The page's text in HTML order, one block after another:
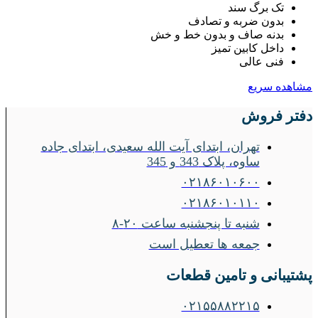
تک برگ سند
بدون ضربه و تصادف
بدنه صاف و بدون خط و خش
داخل کابین تمیز
فنی عالی
مشاهده سریع
دفتر فروش
تهران، ابتدای آیت الله سعیدی، ابتدای جاده
ساوه، پلاک 343 و 345
۰۲۱۸۶۰۱۰۶۰۰
۰۲۱۸۶۰۱۰۱۱۰
شنبه تا پنجشنبه ساعت ۲۰-۸
جمعه ها تعطیل است
پشتیبانی و تامین قطعات
۰۲۱۵۵۸۸۲۲۱۵